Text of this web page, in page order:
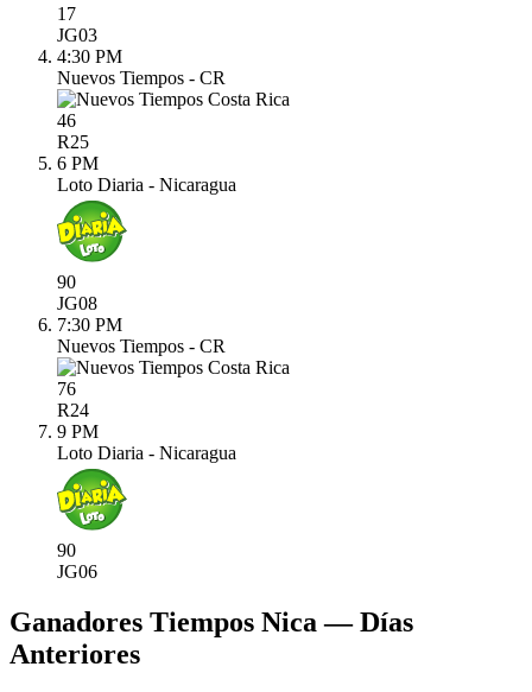
17
JG03
4:30 PM
Nuevos Tiempos - CR
46
R25
6 PM
Loto Diaria - Nicaragua
90
JG08
7:30 PM
Nuevos Tiempos - CR
76
R24
9 PM
Loto Diaria - Nicaragua
90
JG06
Ganadores Tiempos Nica — Días
Anteriores